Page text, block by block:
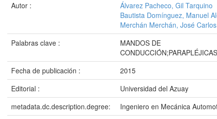
Autor :
Álvarez Pacheco, Gil Tarquino
Bautista Domínguez, Manuel
Merchán Merchán, José Carlos
Palabras clave :
MANDOS DE
Fecha de publicación :
2015
Editorial :
Universidad del Azuay
metadata.dc.description.degree:
Ingeniero en Mecánica